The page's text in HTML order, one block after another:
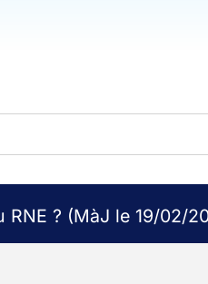
RNE ? (MàJ le 19/02/